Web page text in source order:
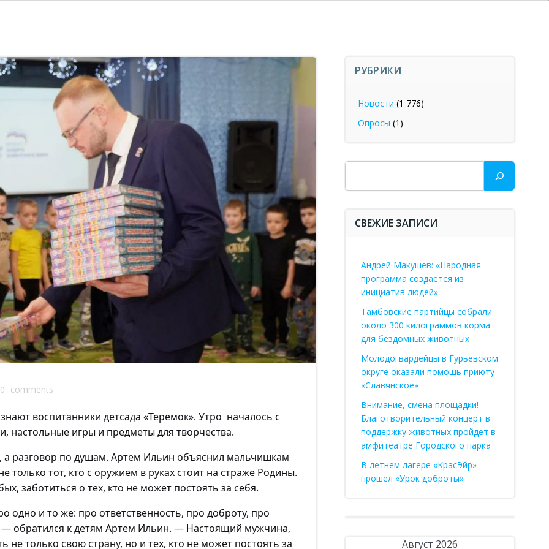
0 comments
воспитанники детсада «Теремок». Утро началось с
настольные игры и предметы для творчества.
разговор по душам. Артем Ильин объяснил мальчишкам
тот, кто с оружием в руках стоит на страже Родины.
заботиться о тех, кто не может постоять за себя.
и то же: про ответственность, про доброту, про
обратился к детям Артем Ильин. — Настоящий мужчина,
только свою страну, но и тех, кто не может постоять за
РУБРИКИ
Новости (1 776)
Опросы (1)
Поиск
СВЕЖИЕ ЗАПИСИ
Андрей Макушев: «Народная
программа создаётся из
инициатив людей»
Тамбовские партийцы собрали
около 300 килограммов корма
для бездомных животных
Молодогвардейцы в Гурьевском
округе оказали помощь приюту
«Славянское»
Внимание, смена площадки!
Благотворительный концерт в
поддержку животных пройдет в
амфитеатре Городского парка
В летнем лагере «КрасЭйр»
прошел «Урок доброты»
Август 2026